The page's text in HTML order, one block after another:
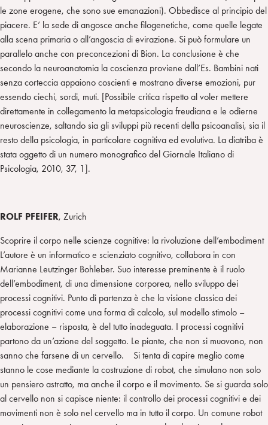
le zone erogene, che sono sue emanazioni). Obbedisce al principio del
piacere. E’ la sede di angosce anche filogenetiche, come quelle legate
alla scena primaria o all’angoscia di evirazione. Si può formulare un
parallelo anche con preconcezioni di Bion. La conclusione è che
secondo la neuroanatomia la coscienza proviene dall’Es. Bambini nati
senza corteccia appaiono coscienti e mostrano diverse emozioni, pur
essendo ciechi, sordi, muti. [Possibile critica rispetto al voler mettere
direttamente in collegamento la metapsicologia freudiana e le odierne
neuroscienze, saltando sia gli sviluppi più recenti della psicoanalisi, sia il
resto della psicologia, in particolare cognitiva ed evolutiva. La diatriba è
stata oggetto di un numero monografico del Giornale Italiano di
Psicologia, 2010, 37, 1].
ROLF PFEIFER, Zurich
Scoprire il corpo nelle scienze cognitive: la rivoluzione dell’embodiment
L’autore è un informatico e scienziato cognitivo, collabora in con
Marianne Leutzinger Bohleber. Suo interesse preminente è il ruolo
dell’embodiment, di una dimensione corporea, nello sviluppo dei
processi cognitivi. Punto di partenza è che la visione classica dei
processi cognitivi come una forma di calcolo, sul modello stimolo –
elaborazione – risposta, è del tutto inadeguata. I processi cognitivi
partono da un’azione del soggetto. Le piante, che non si muovono, non
sanno che farsene di un cervello. Si tenta di capire meglio come
stanno le cose mediante la costruzione di robot, che simulano non solo
un pensiero astratto, ma anche il corpo e il movimento. Se si guarda solo
al cervello non si capisce niente: il controllo dei processi cognitivi e dei
movimenti non è solo nel cervello ma in tutto il corpo. Un comune robot